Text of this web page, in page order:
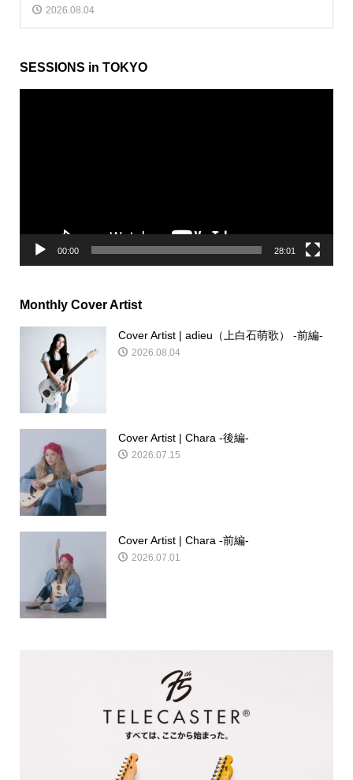
2026.08.04
SESSIONS in TOKYO
00:00 28:01
Monthly Cover Artist
Cover Artist | adieu（上白石萌歌） -前編-
2026.08.04
Cover Artist | Chara -後編-
2026.07.15
Cover Artist | Chara -前編-
2026.07.01